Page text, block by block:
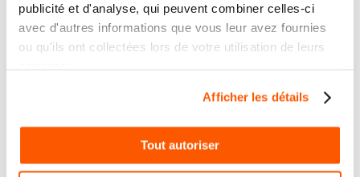
publicité et d'analyse, qui peuvent combiner celles-ci
avec d'autres informations que vous leur avez fournies
ou qu'ils ont collectées lors de votre utilisation de leurs
Afficher les détails
Tout autoriser
Moteur porte de garage hydraulique
FAAC 580 CBAC 0,75 L NMN ( Faac
1045012 )
Ajouter au panier
Moteur porte de garage FAAC 550